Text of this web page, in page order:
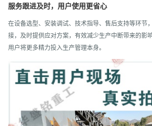
服务跟进及时，用户使用更省心
在设备选型、安装调试、技术指导、售后支持等环节
接，及时提供应对方案，有效减少生产中断带来的影
用户将更多精力投入生产管理本身。